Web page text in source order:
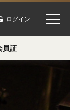
ログイン
員証